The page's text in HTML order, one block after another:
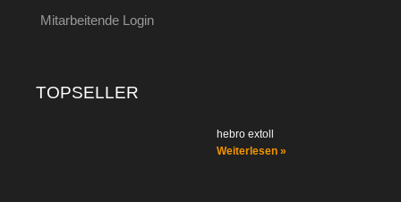
Mitarbeitende Login
TOPSELLER
hebro extoll
Weiterlesen »